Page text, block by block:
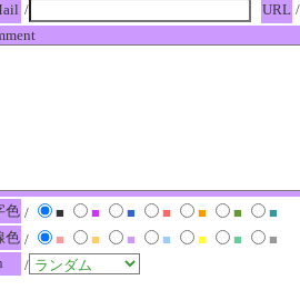
/ URL /
色 / ■ ■ ■ ■ ■ ■
■
色 / ■ ■ ■ ■ ■ ■
■
/